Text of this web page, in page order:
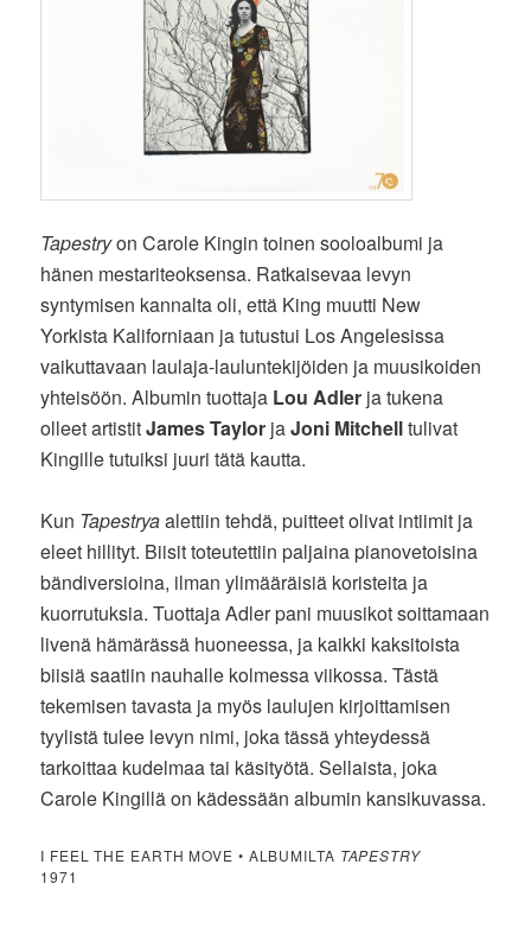
Tapestryon Carole Kingin toinen sooloalbumi ja
hänen mestariteoksensa. Ratkaisevaa levyn
syntymisen kannalta oli, että King muutti New
Yorkista Kaliforniaan ja tutustui Los Angelesissa
vaikuttavaan laulaja-lauluntekijöiden ja muusikoiden
yhteisöön. Albumin tuottaja Lou Adler ja tukena
olleet artistitJames Taylor jaJoni Mitchelltulivat
Kingille tutuiksi juuri tätä kautta.
Kun Tapestryaalettiin tehdä, puitteet olivat intiimit ja
eleet hillityt. Biisit toteutettiin paljaina pianovetoisina
bändiversioina, ilman ylimääräisiä koristeita ja
kuorrutuksia. Tuottaja Adler pani muusikot soittamaan
livenä hämärässä huoneessa, ja kaikki kaksitoista
biisiä saatiin nauhalle kolmessa viikossa. Tästä
tekemisen tavasta ja myös laulujen kirjoittamisen
tyylistä tulee levyn nimi, joka tässä yhteydessä
tarkoittaa kudelmaa tai käsityötä. Sellaista, joka
Carole Kingillä on kädessään albumin kansikuvassa.
I FEEL THE EARTH MOVE • ALBUMILTA TAPESTRY
1971